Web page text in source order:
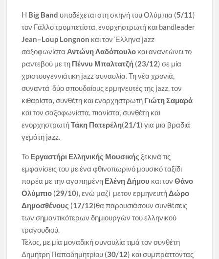
H Big Band υποδέχεται στη σκηνή του Ολύμπια (5/11)
τον Γάλλο τρομπετίστα, ενορχηστρωτή και bandleader
Jean–Loup Longnon και τον Έλληνα jazz
σαξοφωνίστα Αντώνη Λαδόπουλο και ανανεώνει το
ραντεβού με τη Πέννυ Μπαλτατζή (23/12) σε μία
χριστουγεννιάτικη jazz συναυλία. Τη νέα χρονιά,
συναντά δύο σπουδαίους ερμηνευτές της jazz, τον
κιθαρίστα, συνθέτη και ενορχηστρωτή Γιώτη Σαμαρά
και τον σαξοφωνίστα, πιανίστα, συνθέτη και
ενορχηστρωτήΤάκη Πατερέλη(21/1) για μια βραδιά
γεμάτη jazz.
Το Εργαστήρι Ελληνικής Μουσικής ξεκινά τις
εμφανίσεις του με ένα φθινοπωρινό μουσικό ταξίδι
παρέα με την αγαπημένη Ελένη Δήμου και τονΘάνο
Ολύμπιο (29/10), ενώ μαζί μετον ερμηνευτή Δώρο
Δημοσθένους (17/12)θα παρουσιάσουν συνθέσεις
των σημαντικότερων δημιουργών του ελληνικού
τραγουδιού.
Τέλος, με μία μοναδική συναυλία τιμά τον συνθέτη
Δημήτρη Παπαδημητρίου (30/12) και συμπράττοντας